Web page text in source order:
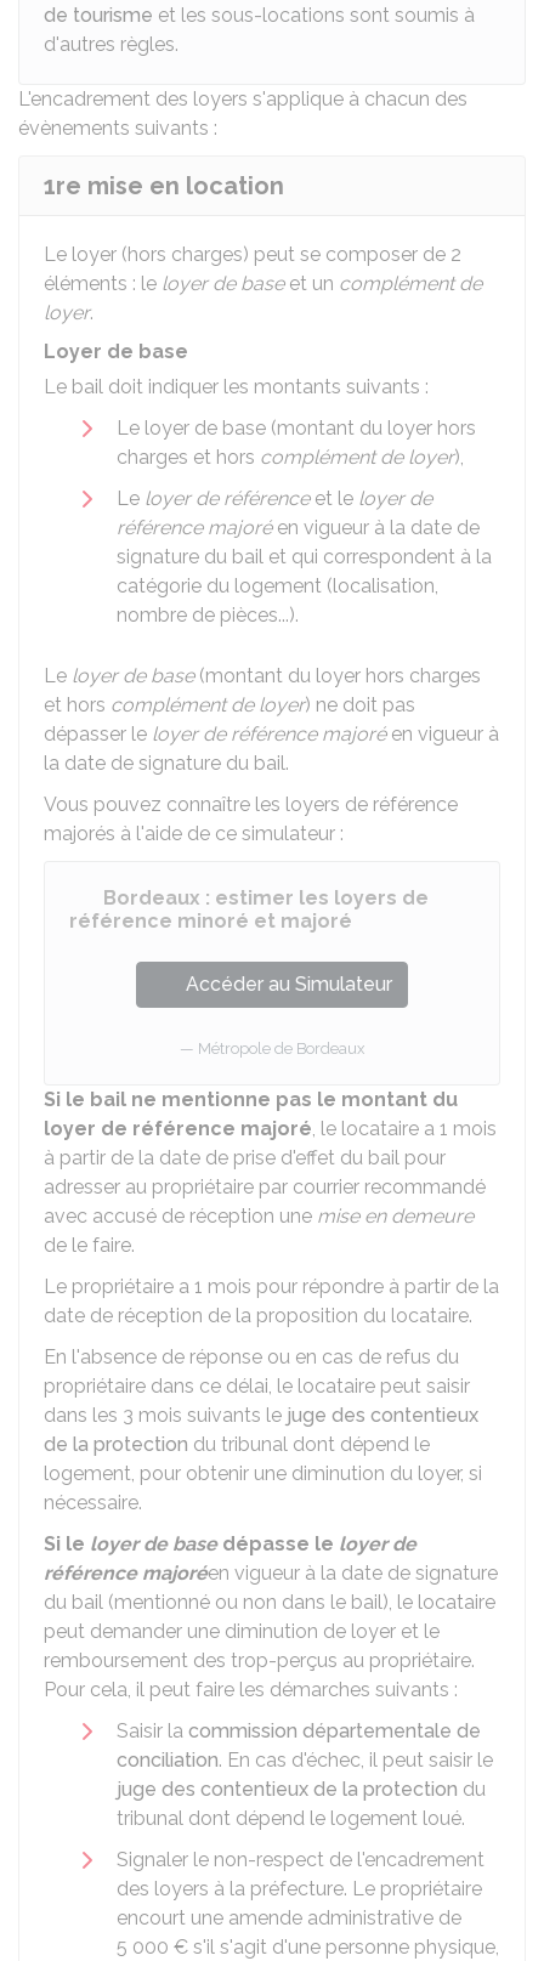
de tourisme et les sous-locations sont soumis à
d'autres règles.
L'encadrement des loyers s'applique à chacun des
évènements suivants :
1re mise en location
Le loyer (hors charges) peut se composer de 2
éléments : le loyer de baseet un complément de
loyer.
Loyer de base
Le bail doit indiquer les montants suivants :
Le loyer de base (montant du loyer hors
charges et hors complément de loyer),
Le loyer de référenceet le loyer de
référence majoréen vigueur à la date de
signature du bail et qui correspondent à la
catégorie du logement (localisation,
nombre de pièces...).
Le loyer de base(montant du loyer hors charges
et hors complément de loyer) ne doit pas
dépasser le loyer de référence majoréen vigueur à
la date de signature du bail.
Vous pouvez connaître les loyers de référence
majorés à l'aide de ce simulateur :
Bordeaux : estimer les loyers de
référence minoré et majoré
Accéder au Simulateur
Métropole de Bordeaux
Si le bail ne mentionne pas le montant du
loyer de référence majoré, le locataire a 1 mois
à partir de la date de prise d'effet du bail pour
adresser au propriétaire par courrier recommandé
avec accusé de réception une mise en demeure
de le faire.
Le propriétaire a 1 mois pour répondre à partir de la
date de réception de la proposition du locataire.
En l'absence de réponse ou en cas de refus du
propriétaire dans ce délai, le locataire peut saisir
dans les 3 mois suivants le juge des contentieux
de la protection du tribunal dont dépend le
logement, pour obtenir une diminution du loyer, si
nécessaire.
Si le loyer de basedépasse le loyer de
référence majoréen vigueur à la date de signature
du bail (mentionné ou non dans le bail), le locataire
peut demander une diminution de loyer et le
remboursement des trop-perçus au propriétaire.
Pour cela, il peut faire les démarches suivants :
Saisir la commission départementale de
conciliation. En cas d'échec, il peut saisir le
juge des contentieux de la protection du
tribunal dont dépend le logement loué.
Signaler le non-respect de l'encadrement
des loyers à la préfecture. Le propriétaire
encourt une amende administrative de
5 000 € s'il s'agit d'une personne physique,